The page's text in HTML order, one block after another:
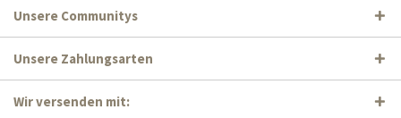
Unsere Communitys
Unsere Zahlungsarten
Wir versenden mit: